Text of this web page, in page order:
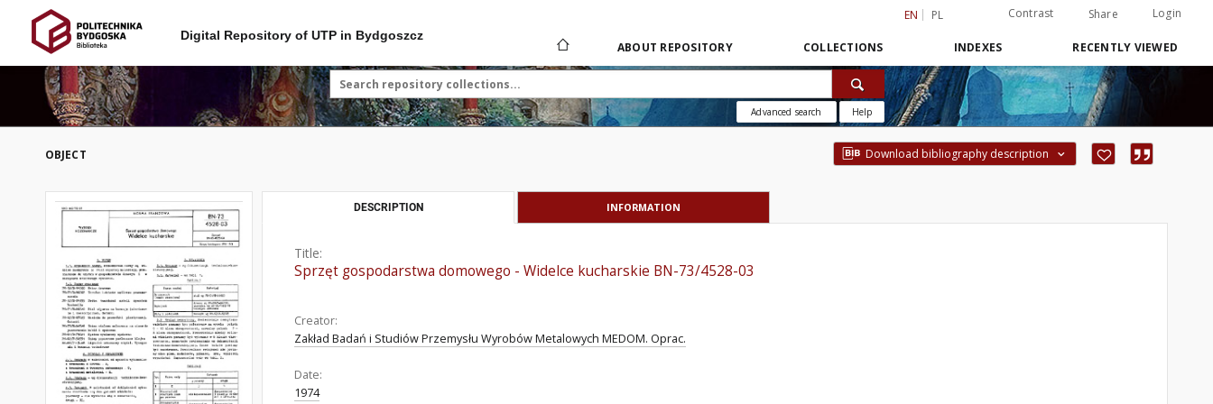
EN PL Contrast Share Login
Digital Repository of UTP in Bydgoszcz
ABOUT REPOSITORY COLLECTIONS INDEXES RECENTLY VIEWED
Advanced search Help
OBJECT Download bibliography description
DESCRIPTION INFORMATION
Title:
Sprzęt gospodarstwa domowego - Widelce kucharskie BN-73/4528-03
Creator:
Zakład Badań i Studiów Przemysłu Wyrobów Metalowych MEDOM. Oprac.
Date:
1974